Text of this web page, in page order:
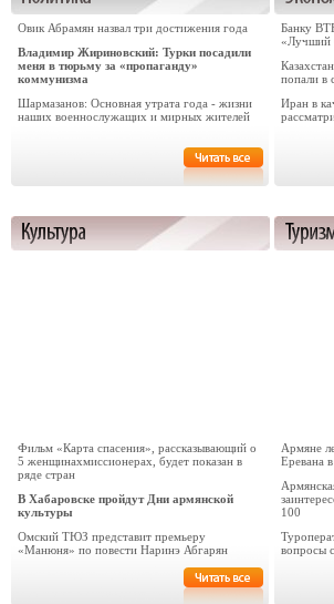
Овик Абрамян назвал три достижения года
Владимир Жириновский: Турки посадили
меня в тюрьму за «пропаганду»
коммунизма
Шармазанов: Основная утрата года - жизни
наших военнослужащих и мирных жителей
Банку
«Лучший
попали в
Иран в
Фильм «Карта спасения», рассказывающий о
5 женщинах­миссионерах, будет показан в
ряде стран
В Хабаровске пройдут Дни армянской
культуры
Омский ТЮЗ представит премьеру
«Манюня» по повести Наринэ Абгарян
Армяне
Еревана
100
вопросы